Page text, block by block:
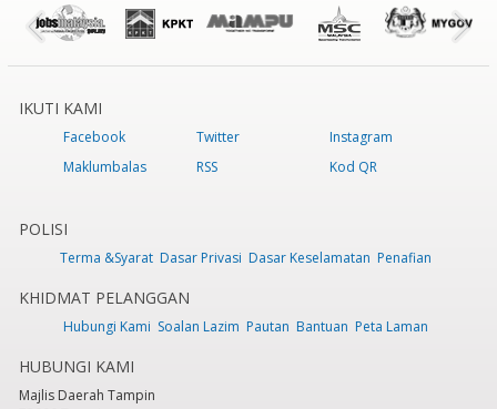
IKUTI KAMI
Facebook Twitter
Instagram
Maklumbalas
RSS Kod QR
POLISI
Terma &Syarat Dasar Privasi Dasar Keselamatan Penafian
KHIDMAT PELANGGAN
Hubungi Kami Soalan Lazim Pautan Bantuan Peta Laman
HUBUNGI KAMI
Majlis Daerah Tampin